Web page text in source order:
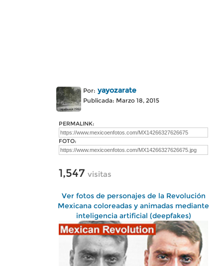
Por: yayozarate
Publicada: Marzo 18, 2015
PERMALINK:
FOTO:
1,547 visitas
Ver fotos de personajes de la Revolución
Mexicana coloreadas y animadas mediante
inteligencia artificial (deepfakes)